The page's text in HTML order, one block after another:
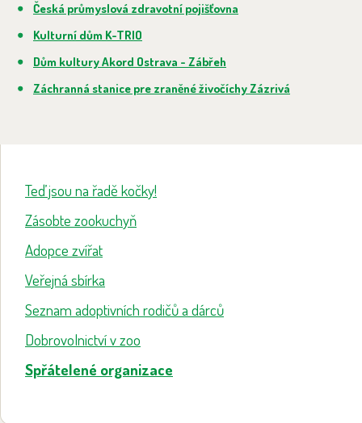
Česká průmyslová zdravotní pojišťovna
Kulturní dům K-TRIO
Dům kultury Akord Ostrava - Zábřeh
Záchranná stanice pre zraněné živočíchy Zázrivá
Teď jsou na řadě kočky!
Zásobte zookuchyň
Adopce zvířat
Veřejná sbírka
Seznam adoptivních rodičů a dárců
Dobrovolnictví v zoo
Spřátelené organizace